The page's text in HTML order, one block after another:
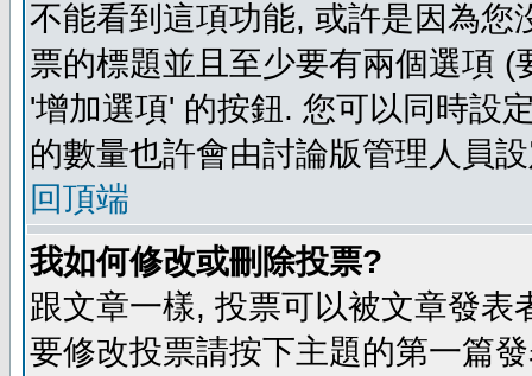
不能看到這項功能, 或許是因為
票的標題並且至少要有兩個選項
'增加選項' 的按鈕. 您可以同時設
的數量也許會由討論版管理人員
回頂端
我如何修改或刪除投票?
跟文章一樣, 投票可以被文章發
要修改投票請按下主題的第一篇